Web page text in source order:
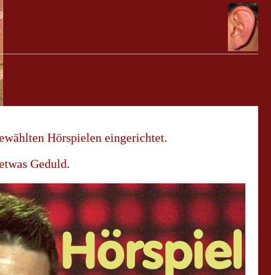
Hörspielen eingerichtet.
Geduld.